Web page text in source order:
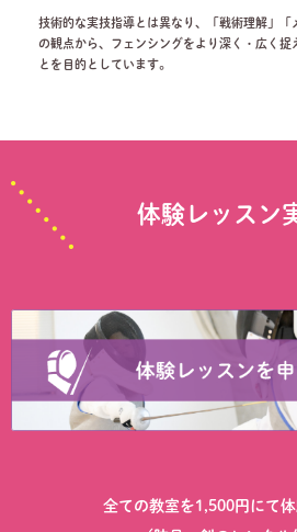
技術的な実技指導とは異なり、「戦術理解」「
の観点から、フェンシングをより深く・広く捉
とを目的としています。
体験レッスン
全ての教室を1,500円にて体